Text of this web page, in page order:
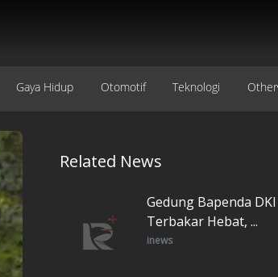
Gaya Hidup Otomotif Teknologi Other
Related News
Gedung Bapenda DKI
Terbakar Hebat, ...
inews